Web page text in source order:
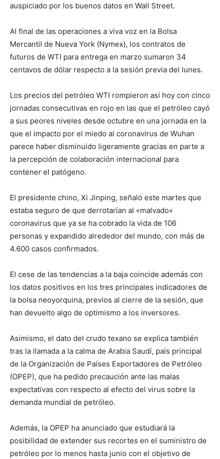
auspiciado por los buenos datos en Wall Street.
Al final de las operaciones a viva voz en la Bolsa
Mercantil de Nueva York (Nymex), los contratos de
futuros de WTI para entrega en marzo sumaron 34
centavos de dólar respecto a la sesión previa del lunes.
Los precios del petróleo WTI rompieron así hoy con cinco
jornadas consecutivas en rojo en las que el petróleo cayó
a sus peores niveles desde octubre en una jornada en la
que el impacto por el miedo al coronavirus de Wuhan
parece haber disminuido ligeramente gracias en parte a
la percepción de colaboración internacional para
contener el patógeno.
El presidente chino, Xi Jinping, señaló este martes que
estaba seguro de que derrotarían al «malvado»
coronavirus que ya se ha cobrado la vida de 106
personas y expandido alrededor del mundo, con más de
4.600 casos confirmados.
El cese de las tendencias a la baja coincide además con
los datos positivos en los tres principales indicadores de
la bolsa neoyorquina, previos al cierre de la sesión, que
han devuelto algo de optimismo a los inversores.
Asimismo, el dato del crudo texano se explica también
tras la llamada a la calma de Arabia Saudí, país principal
de la Organización de Países Exportadores de Petróleo
(OPEP), que ha pedido precaución ante las malas
expectativas con respecto al efecto del virus sobre la
demanda mundial de petróleo.
Además, la OPEP ha anunciado que estudiará la
posibilidad de extender sus recortes en el suministro de
petróleo por lo menos hasta junio con el objetivo de